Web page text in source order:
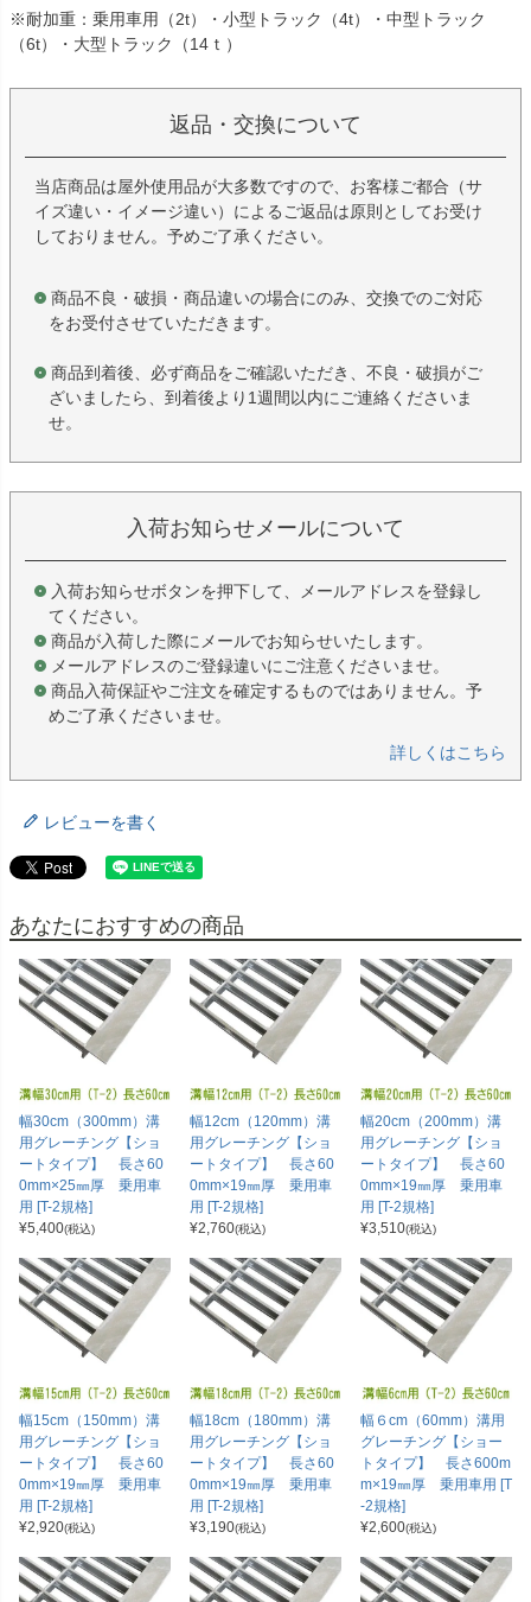
※耐加重：乗用車用（2t）・小型トラック（4t）・中型トラック
（6t）・大型トラック（14ｔ）
返品・交換について
当店商品は屋外使用品が大多数ですので、お客様ご都合（サ
イズ違い・イメージ違い）によるご返品は原則としてお受け
しておりません。予めご了承ください。
商品不良・破損・商品違いの場合にのみ、交換でのご対応
をお受付させていただきます。
商品到着後、必ず商品をご確認いただき、不良・破損がご
ざいましたら、到着後より1週間以内にご連絡くださいま
せ。
入荷お知らせメールについて
入荷お知らせボタンを押下して、メールアドレスを登録し
てください。
商品が入荷した際にメールでお知らせいたします。
メールアドレスのご登録違いにご注意くださいませ。
商品入荷保証やご注文を確定するものではありません。予
めご了承くださいませ。
詳しくはこちら
レビューを書く
あなたにおすすめの商品
幅30cm（300mm）溝
用グレーチング【ショ
ートタイプ】 長さ60
0mm×25㎜厚 乗用車
用 [T-2規格]
¥5,400(税込)
幅12cm（120mm）溝
用グレーチング【ショ
ートタイプ】 長さ60
0mm×19㎜厚 乗用車
用 [T-2規格]
¥2,760(税込)
幅20cm（200mm）溝
用グレーチング【ショ
ートタイプ】 長さ60
0mm×19㎜厚 乗用車
用 [T-2規格]
¥3,510(税込)
幅15cm（150mm）溝
用グレーチング【ショ
ートタイプ】 長さ60
0mm×19㎜厚 乗用車
用 [T-2規格]
¥2,920(税込)
幅18cm（180mm）溝
用グレーチング【ショ
ートタイプ】 長さ60
0mm×19㎜厚 乗用車
用 [T-2規格]
¥3,190(税込)
幅６cm（60mm）溝用
グレーチング【ショー
トタイプ】 長さ600m
m×19㎜厚 乗用車用 [T
-2規格]
¥2,600(税込)